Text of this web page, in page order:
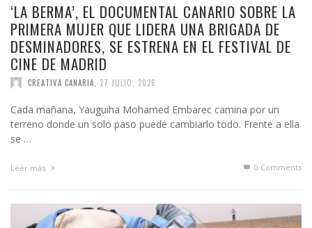
‘LA BERMA’, EL DOCUMENTAL CANARIO SOBRE LA
PRIMERA MUJER QUE LIDERA UNA BRIGADA DE
DESMINADORES, SE ESTRENA EN EL FESTIVAL DE
CINE DE MADRID
CREATIVA CANARIA 27 JULIO, 2026
Cada mañana, Yauguiha Mohamed Embarec camina por un
terreno donde un solo paso puede cambiarlo todo. Frente a ella
se …
Leer más 0 Comments